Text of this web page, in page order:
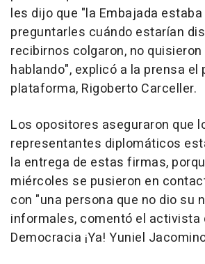
les dijo que "la Embajada
preguntarles cuándo estarían
recibirnos colgaron, no
hablando", explicó a la prensa el
plataforma, Rigoberto Carceller.
Los opositores aseguraron que
representantes diplomáticos
la entrega de estas firmas,
miércoles se pusieron en
con "una persona que no dio su
informales, comentó el activista
Democracia ¡Ya! Yuniel